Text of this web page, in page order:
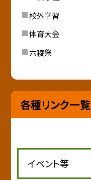
校外学習
体育大会
六稜祭
各種リンク一覧
イベント等